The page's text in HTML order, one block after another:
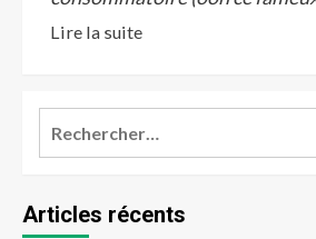
Lire la suite
Articles récents